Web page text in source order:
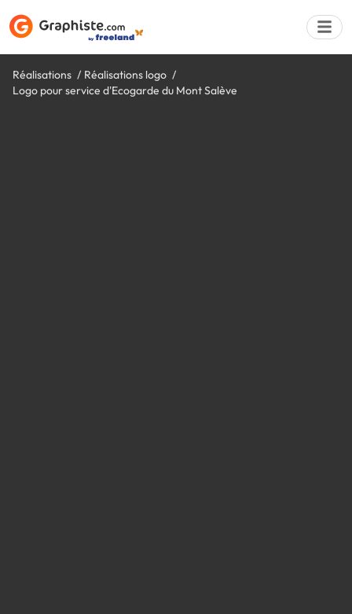
Réalisations
Réalisations logo
Logo pour service d'Ecogarde du Mont Salève